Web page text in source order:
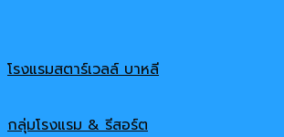
โรงแรมสตาร์เวลล์ บาหลี
กลุ่มโรงแรม & รีสอร์ต